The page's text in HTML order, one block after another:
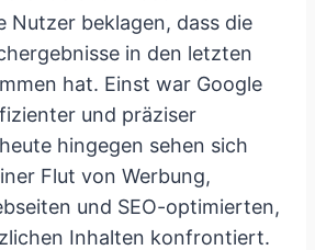
Nutzer beklagen, dass die
in den letzten
hat. Einst war Google
und präziser
hingegen sehen sich
Flut von Werbung,
und SEO-optimierten,
Inhalten konfrontiert.